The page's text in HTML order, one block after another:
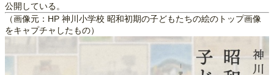
公開している。
（画像元：HP 神川小学校 昭和初期の子どもたちの絵のトップ画像
をキャプチャしたもの）